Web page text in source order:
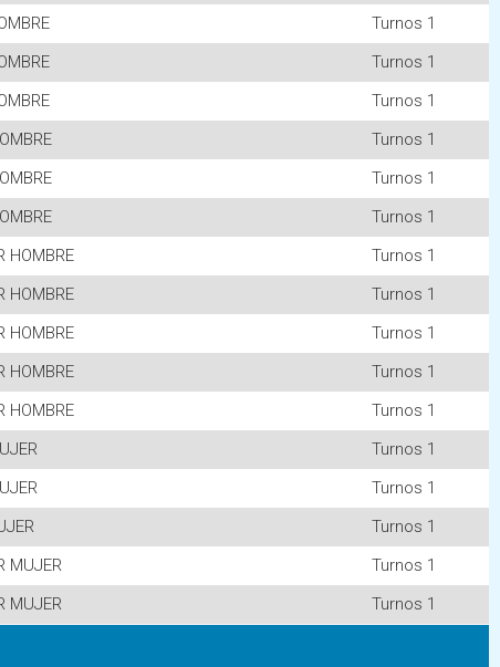
Turnos 1
Turnos 1
Turnos 1
Turnos 1
Turnos 1
Turnos 1
HOMBRE
Turnos 1
HOMBRE
Turnos 1
HOMBRE
Turnos 1
HOMBRE
Turnos 1
HOMBRE
Turnos 1
Turnos 1
Turnos 1
Turnos 1
MUJER
Turnos 1
MUJER Turnos 1